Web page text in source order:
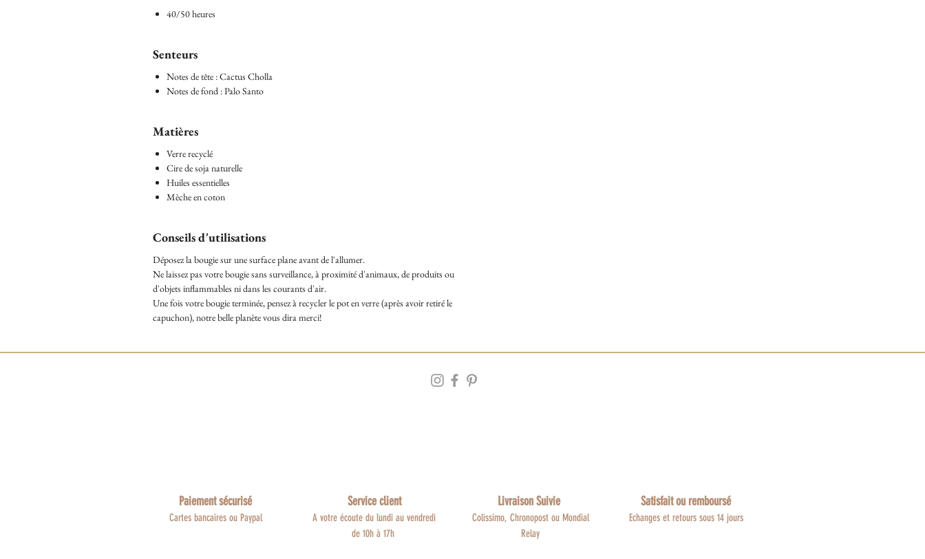
40/50 heures
Senteurs
Notes de tête : Cactus Cholla
Notes de fond : Palo Santo
Matières
Verre recyclé
Cire de soja naturelle
Huiles essentielles
Mèche en coton
Conseils d'utilisations
Déposez la bougie sur une surface plane avant de l'allumer.
Ne laissez pas votre bougie sans surveillance, à proximité d'animaux, de produits ou
d'objets inflammables ni dans les courants d'air.
Une fois votre bougie terminée, pensez à recycler le pot en verre (après avoir retiré le
capuchon), notre belle planète vous dira merci!
Paiement sécurisé
Cartes bancaires ou Paypal
Service client
A votre écoute du lundi au vendredi
de 10h à 17h
Livraison Suivie
Colissimo, Chronopost ou Mondial
Relay
Satisfait ou remboursé
Echanges et retours sous 14 jours